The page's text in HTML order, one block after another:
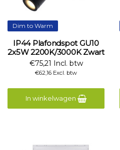
Dim to Warm
IP44 Plafondspot GU10
2x5W 2200K/3000K Zwart
€75,21 Incl. btw
€62,16 Excl. btw
In winkelwagen